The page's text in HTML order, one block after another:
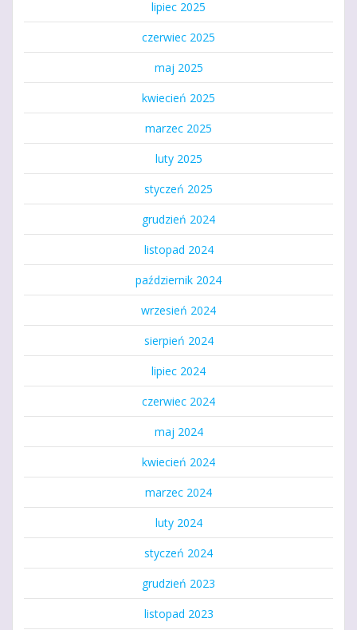
lipiec 2025
czerwiec 2025
maj 2025
kwiecień 2025
marzec 2025
luty 2025
styczeń 2025
grudzień 2024
listopad 2024
październik 2024
wrzesień 2024
sierpień 2024
lipiec 2024
czerwiec 2024
maj 2024
kwiecień 2024
marzec 2024
luty 2024
styczeń 2024
grudzień 2023
listopad 2023